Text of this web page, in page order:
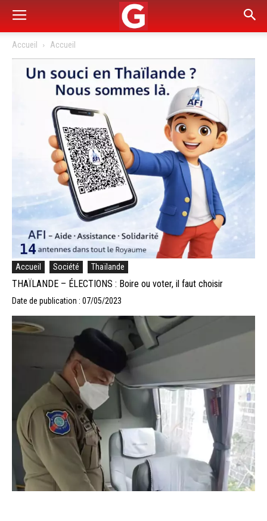
Accueil Accueil
Accueil Société Thaïlande
THAÏLANDE – ÉLECTIONS : Boire ou voter, il faut choisir
Date de publication : 07/05/2023